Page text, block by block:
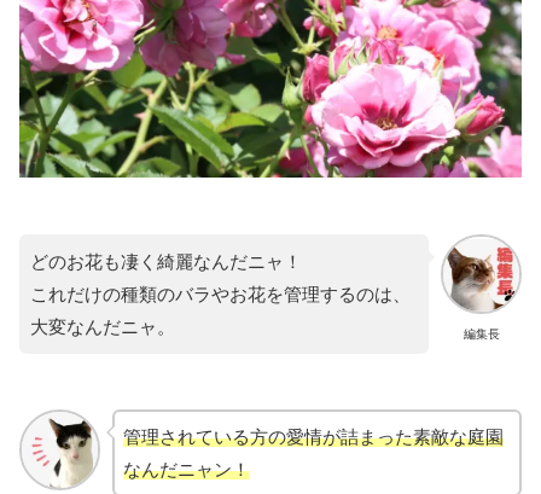
編集長
どのお花も凄く綺麗なんだニャ！
これだけの種類のバラやお花を管理するのは、
大変なんだニャ。
管理されている方の愛情が詰まった素敵な庭園
なんだニャン！